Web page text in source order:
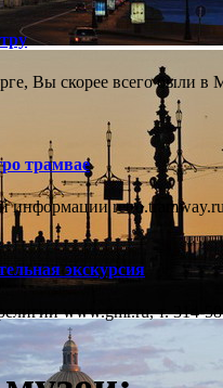
Вы скорее всего были в
трамвае
информации
экскурсия
www.gmr.ru, т. 314-